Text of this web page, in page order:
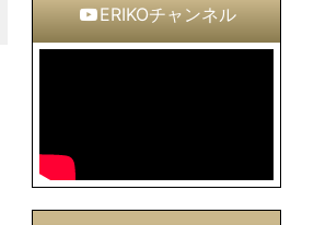
ERIKOチャンネル